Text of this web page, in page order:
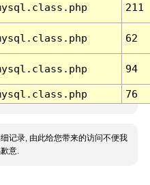
211
62
94
76
记录, 由此给您带来的访问不便我
意.